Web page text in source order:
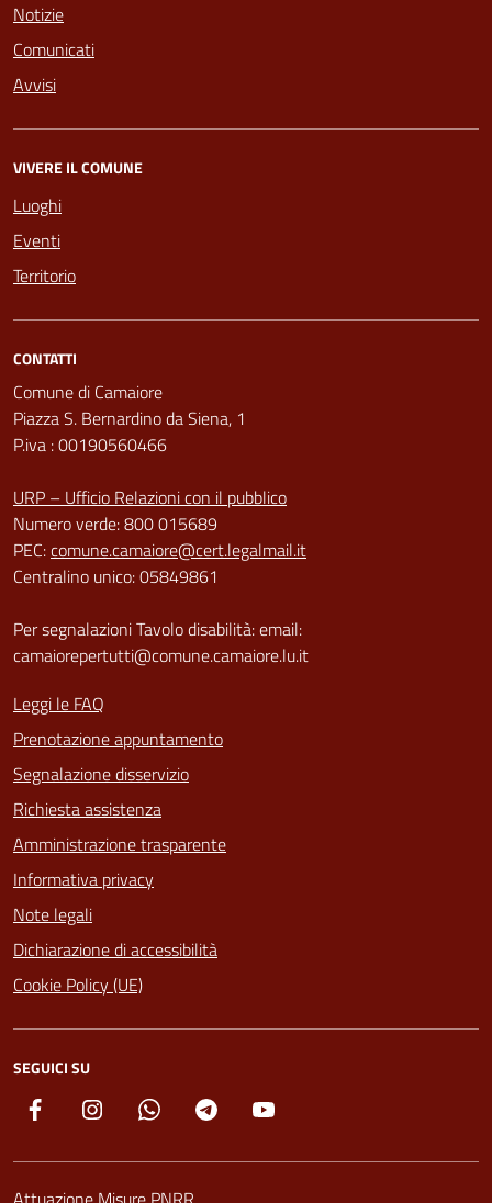
Notizie
Comunicati
Avvisi
VIVERE IL COMUNE
Luoghi
Eventi
Territorio
CONTATTI
Comune di Camaiore
Piazza S. Bernardino da Siena, 1
P.iva : 00190560466
URP – Ufficio Relazioni con il pubblico
Numero verde: 800 015689
PEC:comune.camaiore@cert.legalmail.it
Centralino unico: 05849861
Per segnalazioni Tavolo disabilità: email:
camaiorepertutti@comune.camaiore.lu.it
Leggi le FAQ
Prenotazione appuntamento
Segnalazione disservizio
Richiesta assistenza
Amministrazione trasparente
Informativa privacy
Note legali
Dichiarazione di accessibilità
Cookie Policy (UE)
SEGUICI SU
Facebook Instagram Whatsapp Telegram